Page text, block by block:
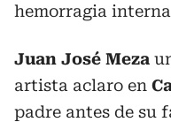
hemorragia
Juan José Meza
artista aclaro en
padre antes de su